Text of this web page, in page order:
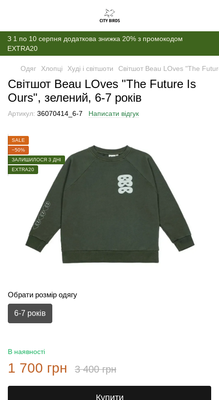
З 1 по 10 серпня додаткова знижка 20% з промокодом
EXTRA20
Одяг Хлопці Худі і світшоти Світшот Beau LOves "The
Світшот Beau LOves "The Future Is
Ours", зелений, 6-7 років
Артикул: 36070414_6-7 Написати відгук
SALE
−50%
ЗАЛИШИЛОСЯ 3 ДНІ
EXTRA20
Обрати розмір одягу
6-7 років
В наявності
1 700 грн 3 400 грн
Купити